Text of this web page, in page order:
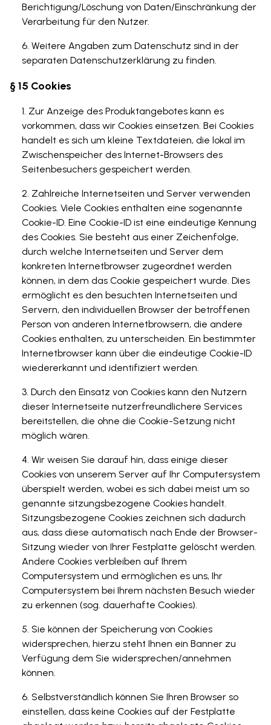
Berichtigung/Löschung von Daten/Einschränkung der
Verarbeitung für den Nutzer.
Weitere Angaben zum Datenschutz sind in der
separaten Datenschutzerklärung zu finden.
§ 15 Cookies
Zur Anzeige des Produktangebotes kann es
vorkommen, dass wir Cookies einsetzen. Bei Cookies
handelt es sich um kleine Textdateien, die lokal im
Zwischenspeicher des Internet-Browsers des
Seitenbesuchers gespeichert werden.
Zahlreiche Internetseiten und Server verwenden
Cookies. Viele Cookies enthalten eine sogenannte
Cookie-ID. Eine Cookie-ID ist eine eindeutige Kennung
des Cookies. Sie besteht aus einer Zeichenfolge,
durch welche Internetseiten und Server dem
konkreten Internetbrowser zugeordnet werden
können, in dem das Cookie gespeichert wurde. Dies
ermöglicht es den besuchten Internetseiten und
Servern, den individuellen Browser der betroffenen
Person von anderen Internetbrowsern, die andere
Cookies enthalten, zu unterscheiden. Ein bestimmter
Internetbrowser kann über die eindeutige Cookie-ID
wiedererkannt und identifiziert werden.
Durch den Einsatz von Cookies kann den Nutzern
dieser Internetseite nutzerfreundlichere Services
bereitstellen, die ohne die Cookie-Setzung nicht
möglich wären.
Wir weisen Sie darauf hin, dass einige dieser
Cookies von unserem Server auf Ihr Computersystem
überspielt werden, wobei es sich dabei meist um so
genannte sitzungsbezogene Cookies handelt.
Sitzungsbezogene Cookies zeichnen sich dadurch
aus, dass diese automatisch nach Ende der Browser-
Sitzung wieder von Ihrer Festplatte gelöscht werden.
Andere Cookies verbleiben auf Ihrem
Computersystem und ermöglichen es uns, Ihr
Computersystem bei Ihrem nächsten Besuch wieder
zu erkennen (sog. dauerhafte Cookies).
Sie können der Speicherung von Cookies
widersprechen, hierzu steht Ihnen ein Banner zu
Verfügung dem Sie widersprechen/annehmen
können.
Selbstverständlich können Sie Ihren Browser so
einstellen, dass keine Cookies auf der Festplatte